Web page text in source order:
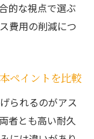
的な視点で選ぶ
費用の削減につ
ペイントを比較
られるのがアス
者とも高い耐久